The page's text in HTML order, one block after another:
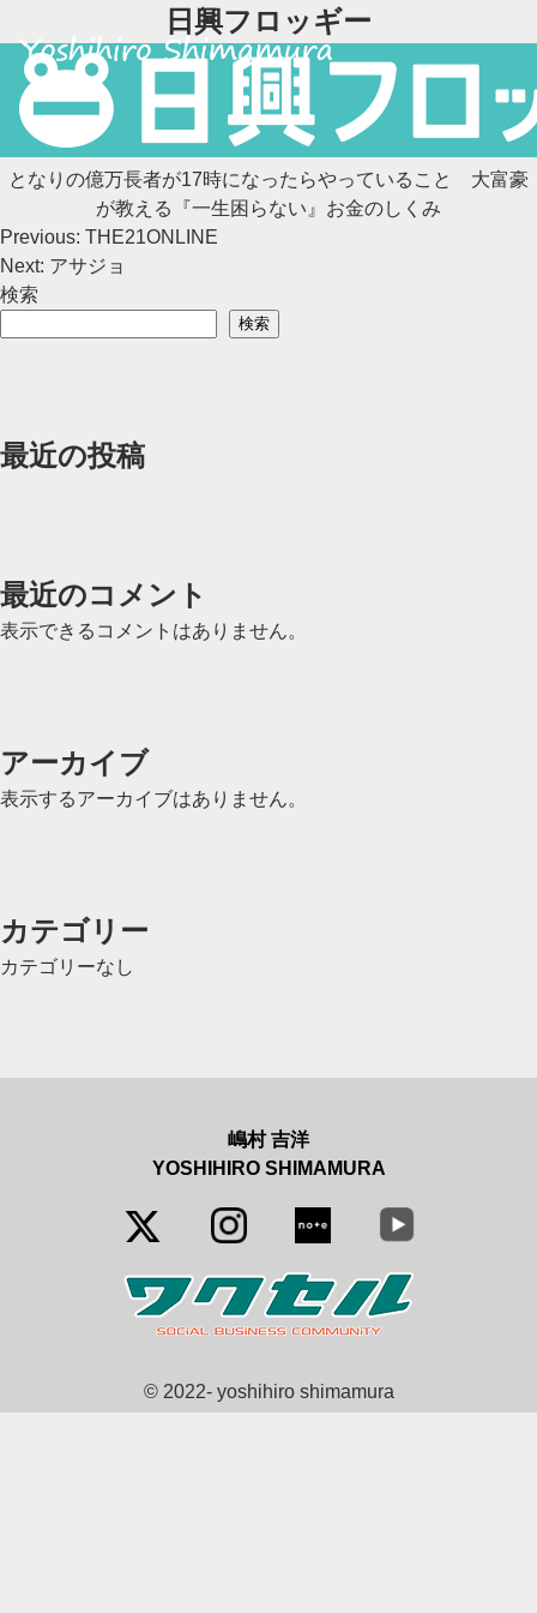
to
content
日興フロッギー
となりの億万長者が17時になったらやっていること 大富豪
が教える『一生困らない』お金のしくみ
投
稿
ナ
ー
ン
Previous: THE21ONLINE
Next: アサジョ
検索
検索
最近の投稿
最近のコメント
表示できるコメントはありません。
アーカイブ
表示するアーカイブはありません。
カテゴリー
カテゴリーなし
嶋村 吉洋
YOSHIHIRO SHIMAMURA
© 2022- yoshihiro shimamura